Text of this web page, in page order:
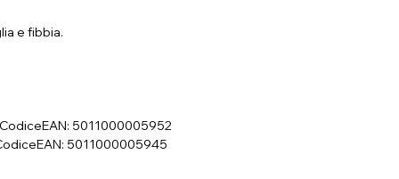
e fibbia.
5011000005952
5011000005945